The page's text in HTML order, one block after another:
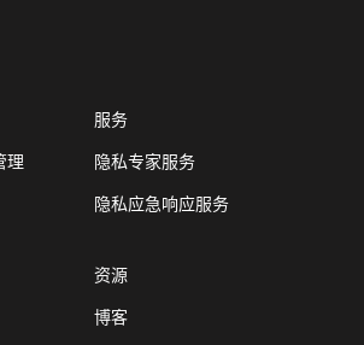
理
服务
隐私专家服务
隐私应急响应服务
资源
博客